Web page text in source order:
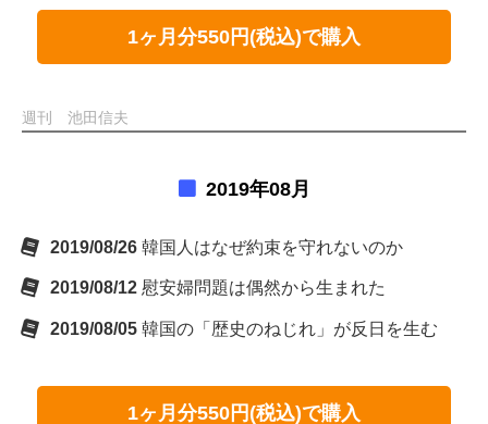
1ヶ月分550円(税込)で購入
週刊 池田信夫
2019年08月
2019/08/26 韓国人はなぜ約束を守れないのか
2019/08/12 慰安婦問題は偶然から生まれた
2019/08/05 韓国の「歴史のねじれ」が反日を生む
1ヶ月分550円(税込)で購入